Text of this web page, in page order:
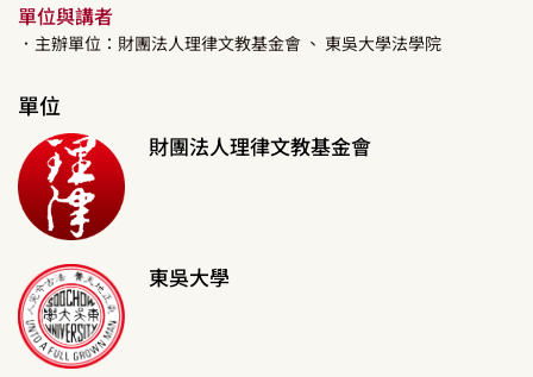
單位與講者
．主辦單位：財團法人理律文教基金會 、 東吳大學法學院
單位
財團法人理律文教基金會
東吳大學